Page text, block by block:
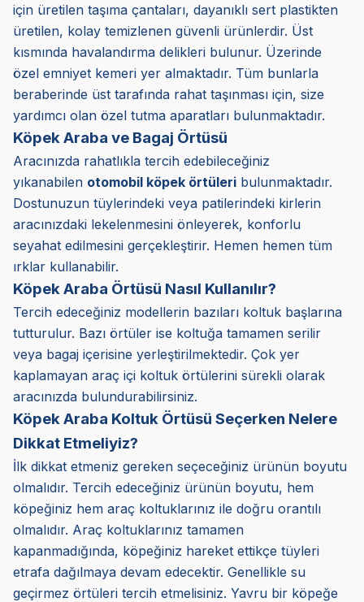
için üretilen taşıma çantaları, dayanıklı sert plastikten
üretilen, kolay temizlenen güvenli ürünlerdir. Üst
kısmında havalandırma delikleri bulunur. Üzerinde
özel emniyet kemeri yer almaktadır. Tüm bunlarla
beraberinde üst tarafında rahat taşınması için, size
yardımcı olan özel tutma aparatları bulunmaktadır.
Köpek Araba ve Bagaj Örtüsü
Aracınızda rahatlıkla tercih edebileceğiniz
yıkanabilen otomobil köpek örtüleri bulunmaktadır.
Dostunuzun tüylerindeki veya patilerindeki kirlerin
aracınızdaki lekelenmesini önleyerek, konforlu
seyahat edilmesini gerçekleştirir. Hemen hemen tüm
ırklar kullanabilir.
Köpek Araba Örtüsü Nasıl Kullanılır?
Tercih edeceğiniz modellerin bazıları koltuk başlarına
tutturulur. Bazı örtüler ise koltuğa tamamen serilir
veya bagaj içerisine yerleştirilmektedir. Çok yer
kaplamayan araç içi koltuk örtülerini sürekli olarak
aracınızda bulundurabilirsiniz.
Köpek Araba Koltuk Örtüsü Seçerken Nelere
Dikkat Etmeliyiz?
İlk dikkat etmeniz gereken seçeceğiniz ürünün boyutu
olmalıdır. Tercih edeceğiniz ürünün boyutu, hem
köpeğiniz hem araç koltuklarınız ile doğru orantılı
olmalıdır. Araç koltuklarınız tamamen
kapanmadığında, köpeğiniz hareket ettikçe tüyleri
etrafa dağılmaya devam edecektir. Genellikle su
geçirmez örtüleri tercih etmelisiniz. Yavru bir köpeğe